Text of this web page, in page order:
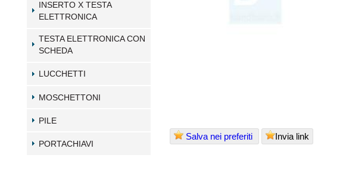
INSERTO X TESTA
ELETTRONICA
TESTA ELETTRONICA CON
SCHEDA
LUCCHETTI
MOSCHETTONI
PILE
PORTACHIAVI
Salva nei preferiti Invia link